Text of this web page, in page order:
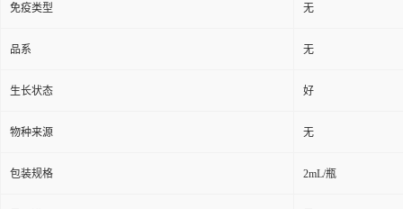
免疫类型 无
品系 无
生长状态 好
物种来源 无
包装规格 2mL/瓶